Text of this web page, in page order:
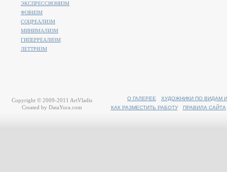
ЭКСПРЕССИОНИЗМ
ФОВИЗМ
СОЦРЕАЛИЗМ
МИНИМАЛИЗМ
ГИПЕРРЕАЛИЗМ
ЛЕТТРИЗМ
О ГАЛЕРЕЕ
ХУДОЖНИКИ ПО ВИДАМ
КАК РАЗМЕСТИТЬ РАБОТУ
ПРАВИЛА САЙТА
Copyright © 2009-2011 ArtVladis
Created by DataYura.com